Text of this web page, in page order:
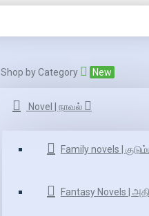
Shop by Category New
Novel | நாவல்
Family novels |
Fantasy Novels |